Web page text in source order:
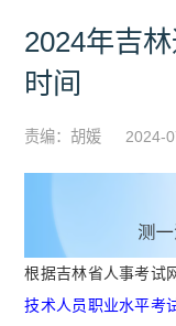
2024年吉
时间
责编：胡媛 2024-
根据吉林省人事考试
技术人员职业水平考